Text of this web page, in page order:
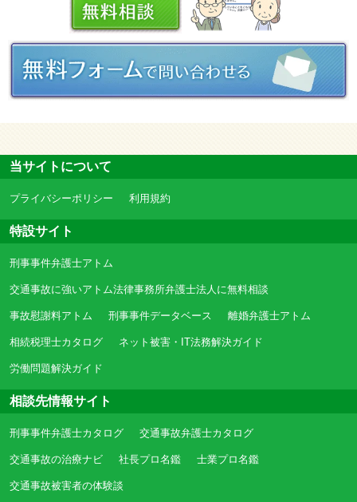
当サイトについて
プライバシーポリシー 利用規約
特設サイト
刑事事件弁護士アトム
交通事故に強いアトム法律事務所弁護士法人に無料相談
事故慰謝料アトム 刑事事件データベース 離婚弁護士アトム
相続税理士カタログ ネット被害・IT法務解決ガイド
労働問題解決ガイド
相談先情報サイト
刑事事件弁護士カタログ 交通事故弁護士カタログ
交通事故の治療ナビ 社長プロ名鑑 士業プロ名鑑
交通事故被害者の体験談